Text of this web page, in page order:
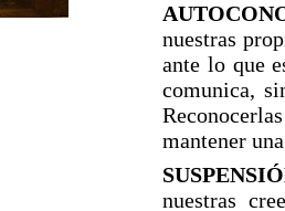
nuestras
ante lo que
comunica,
mantener
nuestras